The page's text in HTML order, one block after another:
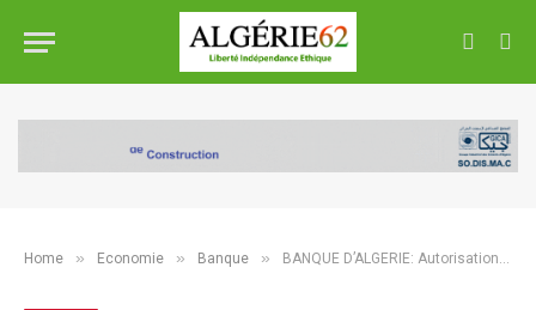
Home » Economie » Banque » BANQUE D’ALGERIE: Autorisation de l’alimentation des comptes commerciaux par les moyens de paiement scripturaux